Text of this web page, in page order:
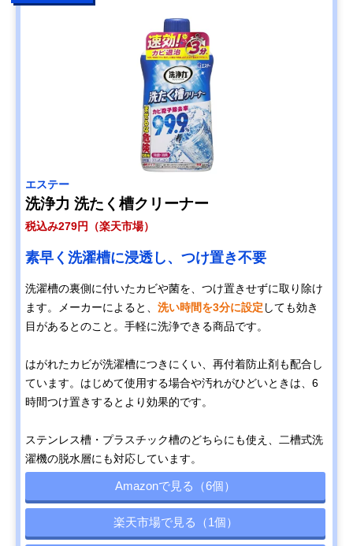
エステー
洗浄力 洗たく槽クリーナー
税込み279円（楽天市場）
素早く洗濯槽に浸透し、つけ置き不要
洗濯槽の裏側に付いたカビや菌を、つけ置きせずに取り除け
ます。メーカーによると、 洗い時間を3分に設定 しても効き
目があるとのこと。手軽に洗浄できる商品です。
はがれたカビが洗濯槽につきにくい、再付着防止剤も配合し
ています。はじめて使用する場合や汚れがひどいときは、6
時間つけ置きするとより効果的です。
ステンレス槽・プラスチック槽のどちらにも使え、二槽式洗
濯機の脱水層にも対応しています。
Amazonで見る（6個）
楽天市場で見る（1個）